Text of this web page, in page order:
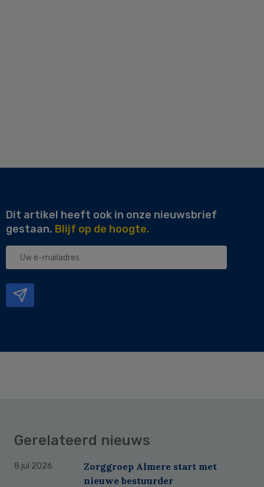
Dit artikel heeft ook in onze nieuwsbrief
gestaan. Blijf op de hoogte.
Uw
Gerelateerd nieuws
8 jul 2026
Zorggroep Almere start met
nieuwe bestuurder